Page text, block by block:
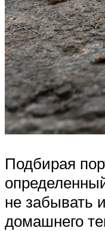
Подбирая
не забывать
домашнего